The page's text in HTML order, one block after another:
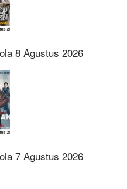
8 Agustus 2026
7 Agustus 2026